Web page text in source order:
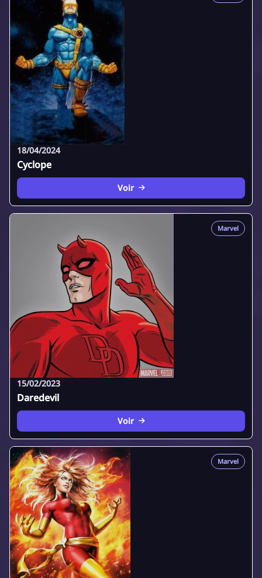
18/04/2024
Cyclope
Voir
Marvel
15/02/2023
Daredevil
Voir
Marvel